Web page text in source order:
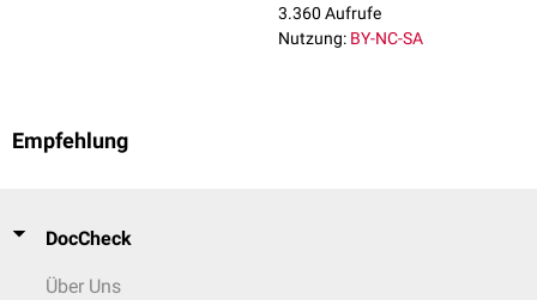
3.360 Aufrufe
Nutzung: BY-NC-SA
Empfehlung
DocCheck
Über Uns